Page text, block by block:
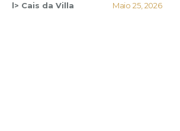
l> Cais da Villa Maio 25, 2026